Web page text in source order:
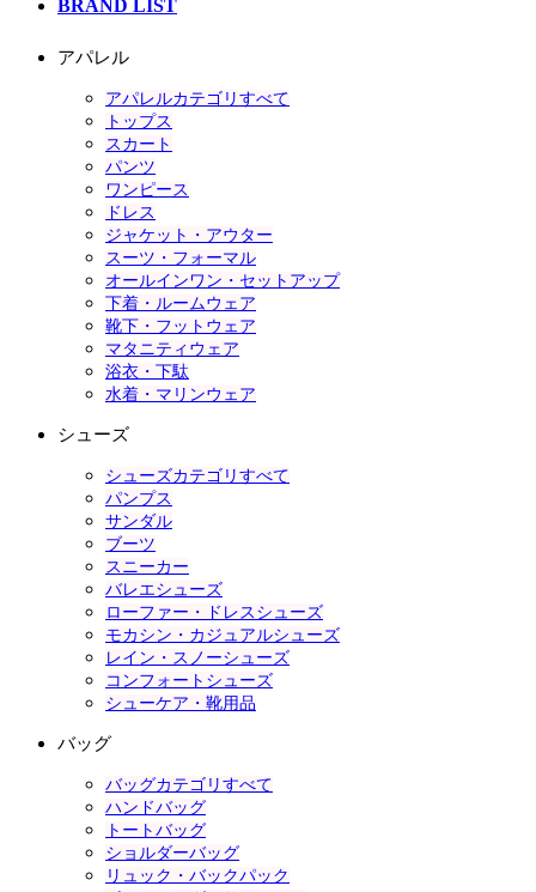
BRAND LIST
アパレル
アパレルカテゴリすべて
トップス
スカート
パンツ
ワンピース
ドレス
ジャケット・アウター
スーツ・フォーマル
オールインワン・セットアップ
下着・ルームウェア
靴下・フットウェア
マタニティウェア
浴衣・下駄
水着・マリンウェア
シューズ
シューズカテゴリすべて
パンプス
サンダル
ブーツ
スニーカー
バレエシューズ
ローファー・ドレスシューズ
モカシン・カジュアルシューズ
レイン・スノーシューズ
コンフォートシューズ
シューケア・靴用品
バッグ
バッグカテゴリすべて
ハンドバッグ
トートバッグ
ショルダーバッグ
リュック・バックパック